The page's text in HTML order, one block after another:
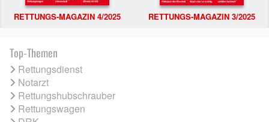
RETTUNGS-MAGAZIN 4/2025 RETTUNGS-MAGAZIN 3/2025
Top-Themen
Rettungsdienst
Notarzt
Rettungshubschrauber
Rettungswagen